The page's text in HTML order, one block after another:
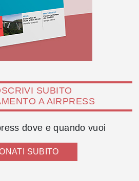
SUBITO
A AIRPRESS
dove e quando vuoi
SUBITO